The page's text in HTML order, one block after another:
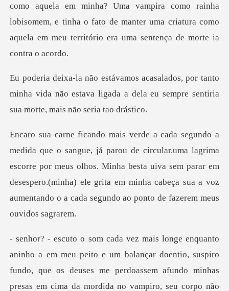
como aquela em minha? Uma vampira como rainha
lobisomem, e tinha o fato de man
tanto
minha vida não estava ligada a dela eu sempr
uma lagrima
escorre por meus olhos. Minha besta uiva sem parar em
desespero.(minha) ele grita e
um balançar doentio, suspiro
fundo, que os deuses me perdoassem afundo minh